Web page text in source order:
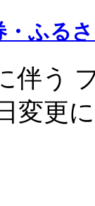
ふる
伴う
変更